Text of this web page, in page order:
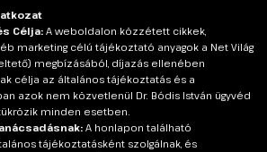
Célja: A weboldalon közzétett cikkek,
marketing célú tájékoztató anyagok a Net Világ
megbízásából, díjazás ellenében
célja az általános tájékoztatás és a
azok nem közvetlenül Dr. Bódis István ügyvéd
minden esetben.
A honlapon található
tájékoztatásként szolgálnak, és